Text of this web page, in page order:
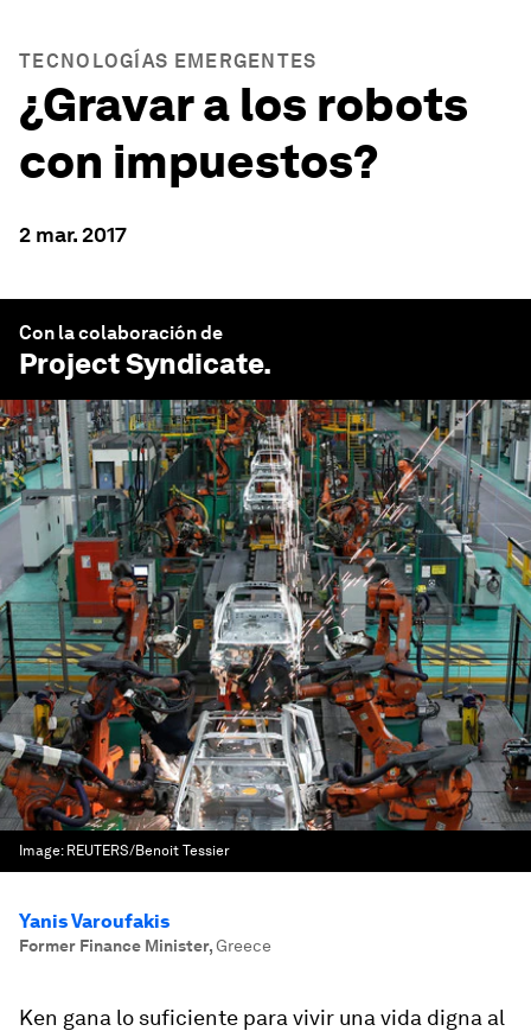
TECNOLOGÍAS EMERGENTES
¿Gravar a los robots
con impuestos?
2 mar. 2017
Con la colaboración de
Project Syndicate.
Image: REUTERS/Benoit Tessier
Yanis Varoufakis
Former Finance Minister,Greece
Ken gana lo suficiente para vivir una vida digna al